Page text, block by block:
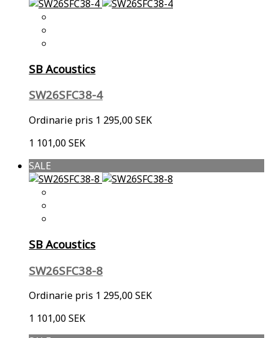
SB Acoustics
SW26SFC38-4
Ordinarie pris 1 295,00 SEK
1 101,00 SEK
SALE
SB Acoustics
SW26SFC38-8
Ordinarie pris 1 295,00 SEK
1 101,00 SEK